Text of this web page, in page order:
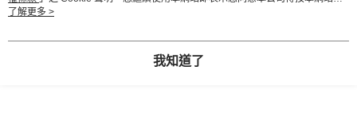
用條款之 Cookie 聲明使用 cookie。
了解更多 >
我知道了